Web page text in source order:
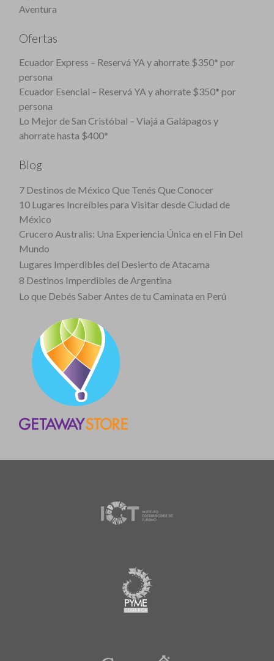
Aventura
Ofertas
Ecuador Express – Reservá YA y ahorrate $350* por
persona
Ecuador Esencial – Reservá YA y ahorrate $350* por
persona
Lo Mejor de San Cristóbal – Viajá a Galápagos y
ahorrate hasta $400*
Blog
7 Destinos de México Que Tenés Que Conocer
10 Lugares Increíbles para Visitar desde Ciudad de
México
Crucero Australis: Una Experiencia Única en el Fin Del
Mundo
Lugares Imperdibles del Desierto de Atacama
8 Destinos Imperdibles de Argentina
Lo que Debés Saber Antes de tu Caminata en Perú